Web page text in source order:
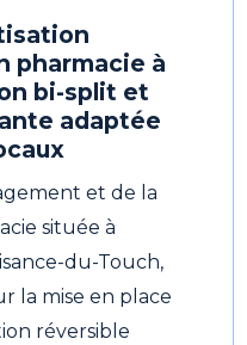
pharmacie à
bi-split et
adaptée
et de la
située à
du-Touch,
la mise en place
réversible